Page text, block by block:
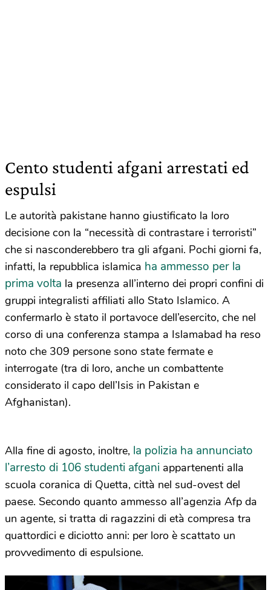
Cento studenti afgani arrestati ed
espulsi
Le autorità pakistane hanno giustificato la loro
decisione con la “necessità di contrastare i terroristi”
che si nasconderebbero tra gli afgani. Pochi giorni fa,
infatti, la repubblica islamica ha ammesso per la
prima volta la presenza all’interno dei propri confini di
gruppi integralisti affiliati allo Stato Islamico. A
confermarlo è stato il portavoce dell’esercito, che nel
corso di una conferenza stampa a Islamabad ha reso
noto che 309 persone sono state fermate e
interrogate (tra di loro, anche un combattente
considerato il capo dell’Isis in Pakistan e
Afghanistan).
Alla fine di agosto, inoltre, la polizia ha annunciato
l’arresto di 106 studenti afgani appartenenti alla
scuola coranica di Quetta, città nel sud-ovest del
paese. Secondo quanto ammesso all’agenzia Afp da
un agente, si tratta di ragazzini di età compresa tra
quattordici e diciotto anni: per loro è scattato un
provvedimento di espulsione.